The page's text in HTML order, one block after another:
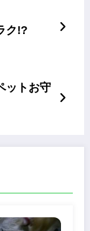
ク!?
ットお守